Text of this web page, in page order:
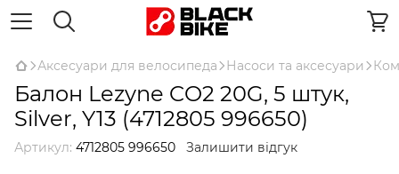
Аксесуари для велосипеда Насоси та аксесуари
Балон Lezyne CO2 20G, 5 штук,
Silver, Y13 (4712805 996650)
Артикул: 4712805 996650 Залишити відгук